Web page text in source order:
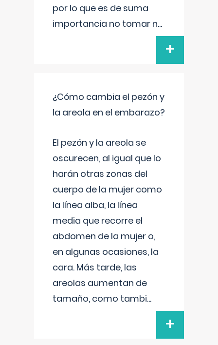
por lo que es de suma
importancia no tomar n...
+
¿Cómo cambia el pezón y
la areola en el embarazo?
El pezón y la areola se
oscurecen, al igual que lo
harán otras zonas del
cuerpo de la mujer como
la línea alba, la línea
media que recorre el
abdomen de la mujer o,
en algunas ocasiones, la
cara. Más tarde, las
areolas aumentan de
tamaño, como tambi...
+